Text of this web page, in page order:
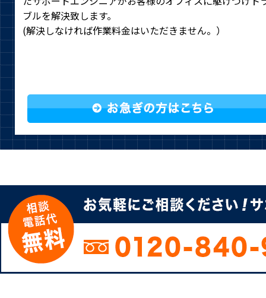
ブルを解決致します。
(解決しなければ作業料金はいただきません。）